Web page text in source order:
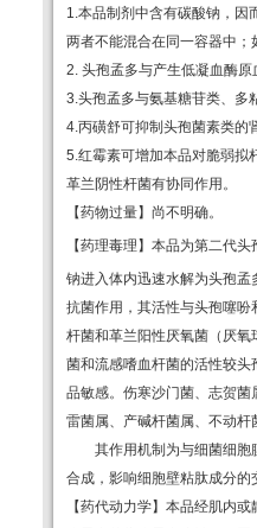
1. 本品制剂中含有碳酸钠，因
两者不能混合在同一容器中；
2. 头孢孟多与产生低凝血酶原
3. 头孢孟多与氨基糖苷类、多
4. 丙磺舒可抑制头孢菌素类的
5. 红霉素可增加本品对脆弱拟
革兰阴性杆菌有协同作用。
【药物过量】尚不明确。
【药理毒理】本品为第二代
钠进入体内迅速水解为头孢
抗菌作用，其活性与头孢噻
杆菌和革兰阳性厌氧菌（厌
菌和流感嗜血杆菌的活性较
品敏感。伤寒沙门菌、志贺
雷菌属、产碱杆菌属、不动杆
其作用机制为与细菌细胞
合成，影响细胞壁粘肽成分的
【药代动力学】本品经肌内